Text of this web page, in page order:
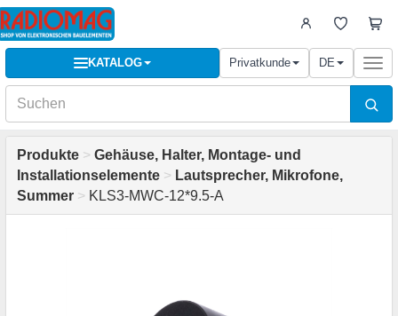
KATALOG Privatkunde DE
Produkte > Gehäuse, Halter, Montage- und
Installationselemente > Lautsprecher, Mikrofone,
Summer > KLS3-MWC-12*9.5-A